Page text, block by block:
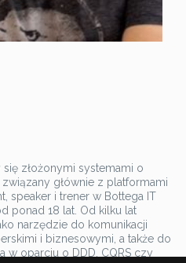
złożonymi systemami o
głównie z platformami
speaker i trener w Bottega IT
ponad 18 lat. Od kilku lat
narzędzie do komunikacji
i biznesowymi, a także do
w oparciu o DDD, CQRS czy